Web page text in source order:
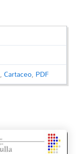
,Cartaceo, PDF